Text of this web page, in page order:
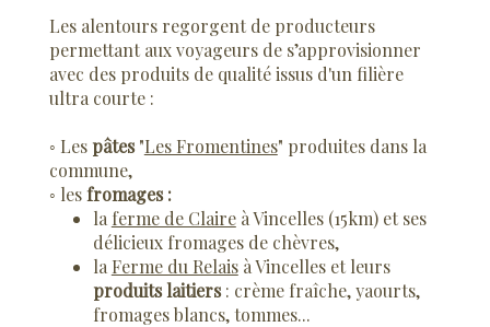
Les alentours regorgent de producteurs
permettant aux voyageurs de s’approvisionner
avec des produits de qualité issus d'un filière
ultra courte :
◦ Lespâtes"Les Fromentines" produites dans la
commune,
◦ lesfromages :
la ferme de Claireà Vincelles (15km) et ses
délicieux fromages de chèvres,
la Ferme du Relaisà Vincelleset leurs
produits laitiers: crème fraîche, yaourts,
fromages blancs, tommes...